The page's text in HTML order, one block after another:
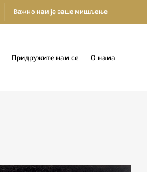
Важно нам је ваше мишљење
Придружите нам се О нама